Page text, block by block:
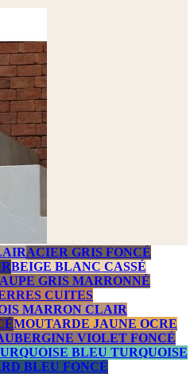
ACIER GRIS FONCÉ
BEIGE BLANC CASSÉ
GRIS MARRONNÉ
CUITES
MARRON CLAIR
MOUTARDE JAUNE OCRE
VIOLET FONCÉ
BLEU TURQUOISE
BLEU FONCÉ